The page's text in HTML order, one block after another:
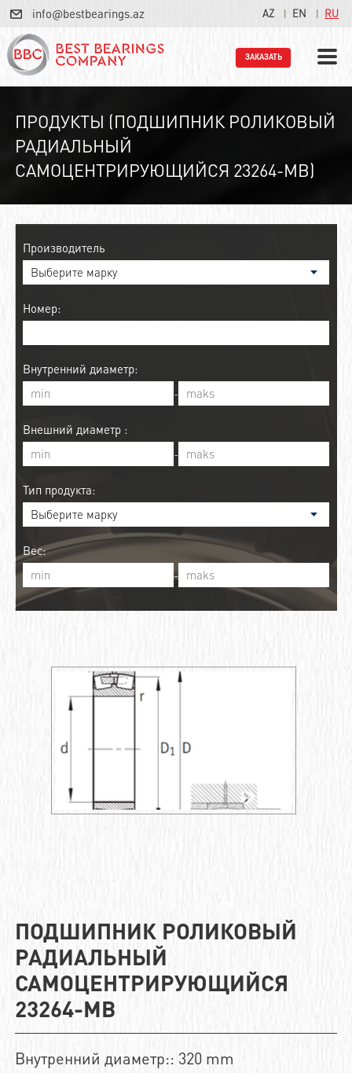
info@bestbearings.az AZ EN RU
ЗАКАЗАТЬ
ПРОДУКТЫ (ПОДШИПНИК РОЛИКОВЫЙ
РАДИАЛЬНЫЙ
САМОЦЕНТРИРУЮЩИЙСЯ 23264-MB)
Производитель
Номер:
Внутренний диаметр:
-
Внешний диаметр :
-
Тип продукта:
Вес:
-
ПОДШИПНИК РОЛИКОВЫЙ
РАДИАЛЬНЫЙ
САМОЦЕНТРИРУЮЩИЙСЯ
23264-MB
Внутренний диаметр:: 320 mm